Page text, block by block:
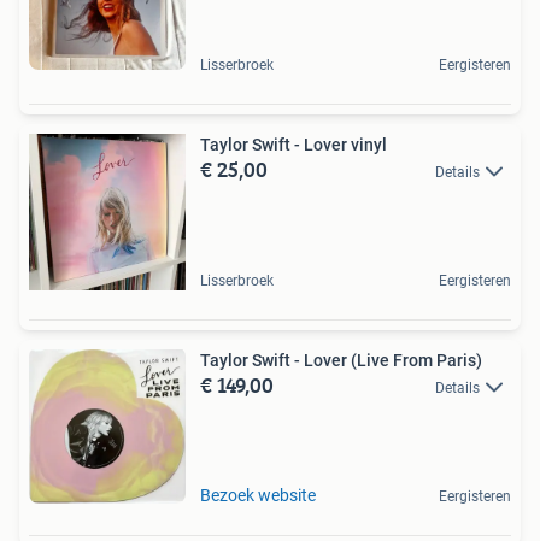
Lisserbroek Eergisteren
Taylor Swift - Lover vinyl
€ 25,00 Details
Lisserbroek Eergisteren
Taylor Swift - Lover (Live From Paris)
€ 149,00 Details
Bezoek website Eergisteren